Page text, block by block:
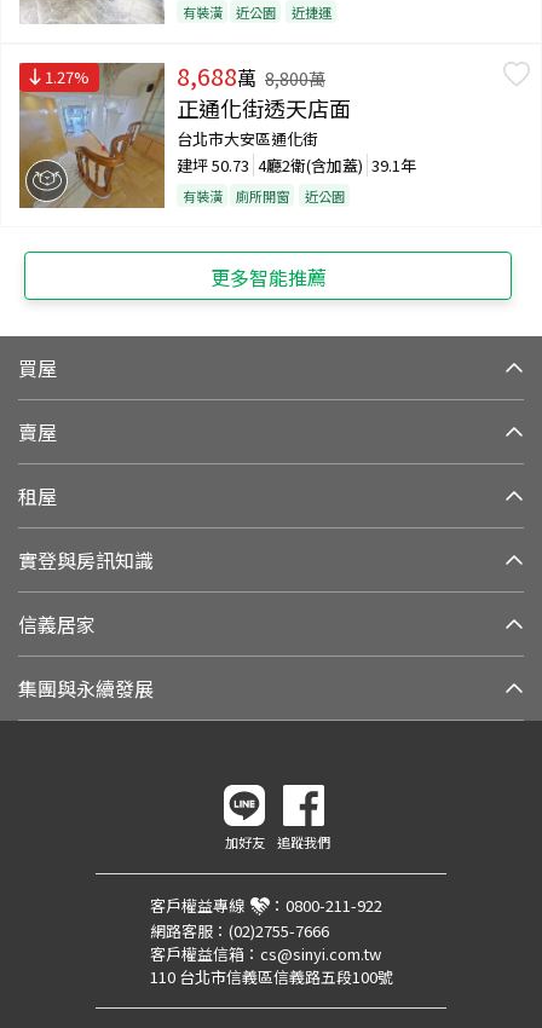
有裝潢 近公園 近捷運
1.27% 8,688萬 8,800萬
正通化街透天店面
台北市大安區通化街
建坪50.73 4廳2衛(含加蓋) 39.1年
有裝潢 廁所開窗 近公園
更多智能推薦
買屋
賣屋
租屋
實登與房訊知識
信義居家
集團與永續發展
加好友 追蹤我們
客戶權益專線 ： 0800-211-922
網路客服： (02)2755-7666
客戶權益信箱： cs@sinyi.com.tw
110 台北市信義區信義路五段100號